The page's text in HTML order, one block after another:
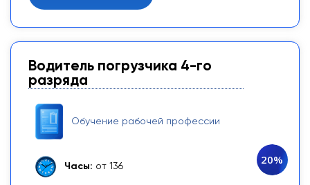
Водитель погрузчика 4-го
разряда
Обучение рабочей профессии
Часы: от 136
20%